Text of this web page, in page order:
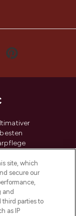
online
von 30€.
site, which
secure our
and
third parties to
as IP